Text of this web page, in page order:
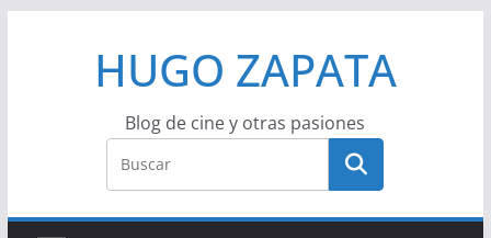
HUGO ZAPATA
Blog de cine y otras pasiones